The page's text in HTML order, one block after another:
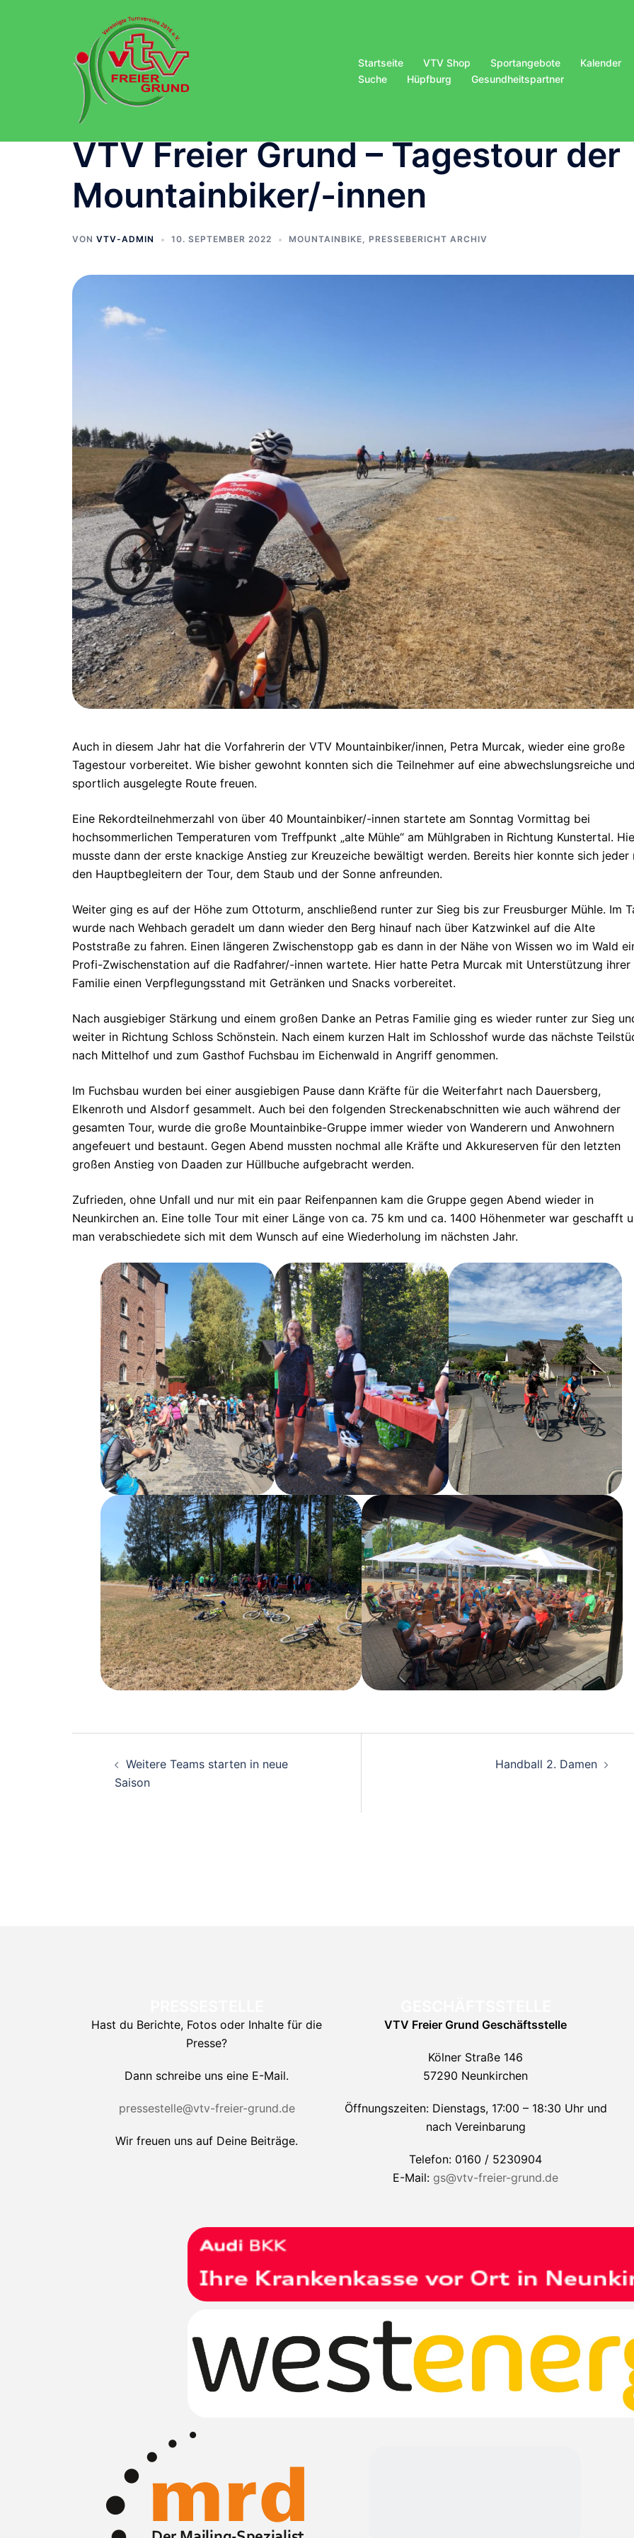
Startseite VTV Shop Sportangebote Kalender
Suche
Hüpfburg Gesundheitspartner
VTV Freier Grund – Tagestour der
Mountainbiker/-innen
VON VTV-ADMIN 10. SEPTEMBER 2022 MOUNTAINBIKE, PRESSEBERICHT ARCHIV
Auch in diesem Jahr hat die Vorfahrerin der VTV Mountainbiker/innen, Petra Murcak, wieder eine große
Tagestour vorbereitet. Wie bisher gewohnt konnten sich die Teilnehmer auf eine abwechslungsreiche und
sportlich ausgelegte Route freuen.
Eine Rekordteilnehmerzahl von über 40 Mountainbiker/-innen startete am Sonntag Vormittag bei
hochsommerlichen Temperaturen vom Treffpunkt „alte Mühle“ am Mühlgraben in Richtung Kunstertal.
musste dann der erste knackige Anstieg zur Kreuzeiche bewältigt werden. Bereits hier konnte sich jeder
den Hauptbegleitern der Tour, dem Staub und der Sonne anfreunden.
Weiter ging es auf der Höhe zum Ottoturm, anschließend runter zur Sieg bis zur Freusburger Mühle. Im
wurde nach Wehbach geradelt um dann wieder den Berg hinauf nach über Katzwinkel auf die Alte
Poststraße zu fahren. Einen längeren Zwischenstopp gab es dann in der Nähe von Wissen wo im Wald
Profi-Zwischenstation auf die Radfahrer/-innen wartete. Hier hatte Petra Murcak mit Unterstützung ihrer
Familie einen Verpflegungsstand mit Getränken und Snacks vorbereitet.
Nach ausgiebiger Stärkung und einem großen Danke an Petras Familie ging es wieder runter zur Sieg
weiter in Richtung Schloss Schönstein. Nach einem kurzen Halt im Schlosshof wurde das nächste
nach Mittelhof und zum Gasthof Fuchsbau im Eichenwald in Angriff genommen.
Im Fuchsbau wurden bei einer ausgiebigen Pause dann Kräfte für die Weiterfahrt nach Dauersberg,
Elkenroth und Alsdorf gesammelt. Auch bei den folgenden Streckenabschnitten wie auch während der
gesamten Tour, wurde die große Mountainbike-Gruppe immer wieder von Wanderern und Anwohnern
angefeuert und bestaunt. Gegen Abend mussten nochmal alle Kräfte und Akkureserven für den letzten
großen Anstieg von Daaden zur Hüllbuche aufgebracht werden.
Zufrieden, ohne Unfall und nur mit ein paar Reifenpannen kam die Gruppe gegen Abend wieder in
Neunkirchen an. Eine tolle Tour mit einer Länge von ca. 75 km und ca. 1400 Höhenmeter war geschafft
man verabschiedete sich mit dem Wunsch auf eine Wiederholung im nächsten Jahr.
Beitragsnavigation
Weitere Teams starten in neue
Saison
Handball 2. Damen
Hast du Berichte, Fotos oder Inhalte für die
Presse?
Dann schreibe uns eine E-Mail.
pressestelle@vtv-freier-grund.de
Wir freuen uns auf Deine Beiträge.
VTV Freier Grund Geschäftsstelle
Kölner Straße 146
57290 Neunkirchen
Öffnungszeiten: Dienstags, 17:00 – 18:30 Uhr und
nach Vereinbarung
Telefon: 0160 / 5230904
E-Mail: gs@vtv-freier-grund.de